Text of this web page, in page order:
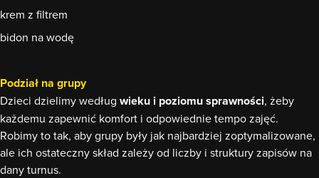
krem z filtrem
bidon na wodę
Podział na grupy
Dzieci dzielimy według wieku i poziomu sprawności, żeby
każdemu zapewnić komfort i odpowiednie tempo zajęć.
Robimy to tak, aby grupy były jak najbardziej zoptymalizowane,
ale ich ostateczny skład zależy od liczby i struktury zapisów na
dany turnus.